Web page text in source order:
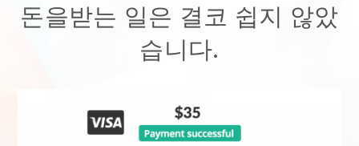
돈을받는 일은 결코 쉽지 않았
습니다.